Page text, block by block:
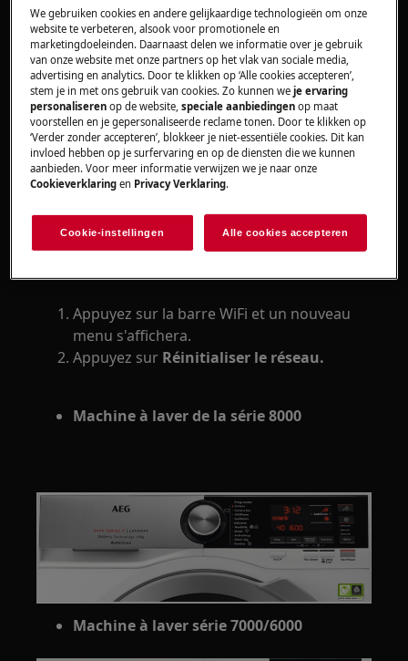
Sur l'écran de la liste des programmes,
appuyez sur le raccourci pour ouvrir le
menu des paramètres.
Appuyez sur la barre WiFi et un nouveau
menu s'affichera.
Appuyez sur Réinitialiser le réseau.
Machine à laver de la série 8000
Machine à laver série 7000/6000
We gebruiken cookies en andere gelijkaardige technologieën om onze
website te verbeteren, alsook voor promotionele en
marketingdoeleinden. Daarnaast delen we informatie over je gebruik
van onze website met onze partners op het vlak van sociale media,
advertising en analytics. Door te klikken op ‘Alle cookies accepteren’,
stem je in met ons gebruik van cookies. Zo kunnen weje ervaring
personaliseren op de website,speciale aanbiedingen op maat
voorstellen en je gepersonaliseerde reclame tonen. Door te klikken op
‘Verder zonder accepteren’, blokkeer je niet-essentiële cookies. Dit kan
invloed hebben op je surfervaring en op de diensten die we kunnen
aanbieden. Voor meer informatie verwijzen we je naar onze
Cookieverklaring en Privacy Verklaring.
Cookie-instellingen Alle cookies accepteren